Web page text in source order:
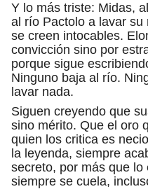
Y lo más triste: Midas,
al río Pactolo a lavar
se creen intocables.
convicción sino por
porque sigue
Ninguno baja al río.
lavar nada.
Siguen creyendo que
sino mérito. Que el oro
quien los critica es
la leyenda, siempre
secreto, por más que lo
siempre se cuela,